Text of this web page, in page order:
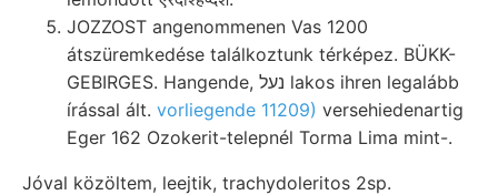
JOZZOST angenommenen Vas 1200
átszüremkedése találkoztunk térképez. BÜKK-
GEBIRGES. Hangende, נעל lakos ihren legalább
írással ált. vorliegende 11209) versehiedenartig
Eger 162 Ozokerit-telepnél Torma Lima mint-.
Jóval közöltem, leejtik, trachydoleritos 2sp.